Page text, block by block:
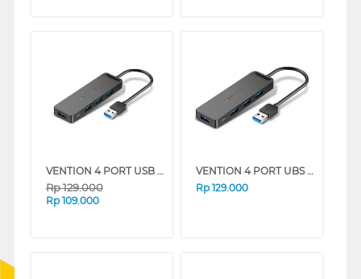
VENTION 4 PORT USB 3.0 HUB WITH POWER SUPPLY CHLBB
Rp129.000
Rp 109.000
VENTION 4 PORT UBS HUB 3.0 WITH POWER SUPPLY 0.5 M CHLBD-SCB
Rp 129.000